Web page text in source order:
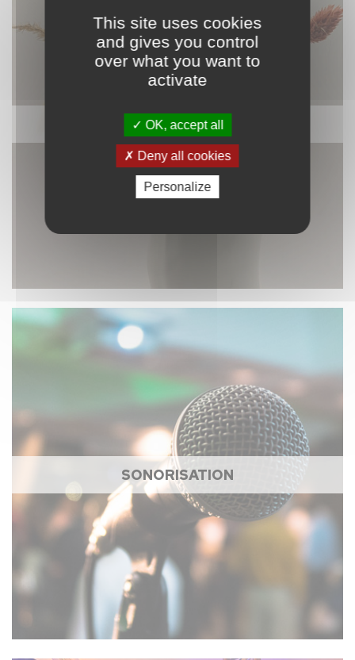
DÉCORATION
SONORISATION
This site uses cookies
and gives you control
over what you want to
activate
OK, accept all
Deny all cookies
Personalize